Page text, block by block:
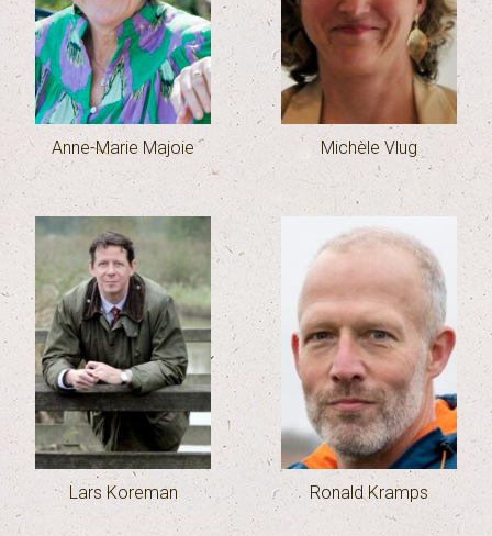
Anne-Marie Majoie Michèle Vlug
Lars Koreman Ronald Kramps